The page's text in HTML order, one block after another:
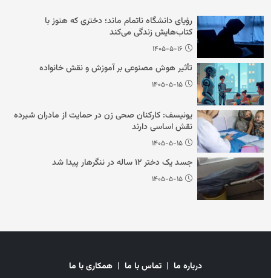
رؤیای دانشگاه ناتمام ماند؛ دختری که هنوز با
کتاب‌هایش زندگی می‌کند
۱۴۰۵-۵-۱۶
تأثیر هوش مصنوعی بر آموزش و نقش خانواده
۱۴۰۵-۵-۱۵
یونیسف: کارکنان صحی زن در حمایت از مادران شیرده
نقش اساسی دارند
۱۴۰۵-۵-۱۵
جسد یک دختر ۱۲ ساله در ننگرهار پیدا شد
۱۴۰۵-۵-۱۵
درباره ما | تماس با ما | همکاری با ما